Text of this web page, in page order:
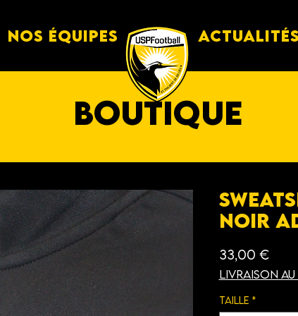
Nos équipes Actualités
boutique
Noir
33,00 €Prix
Livraison au
Taille *